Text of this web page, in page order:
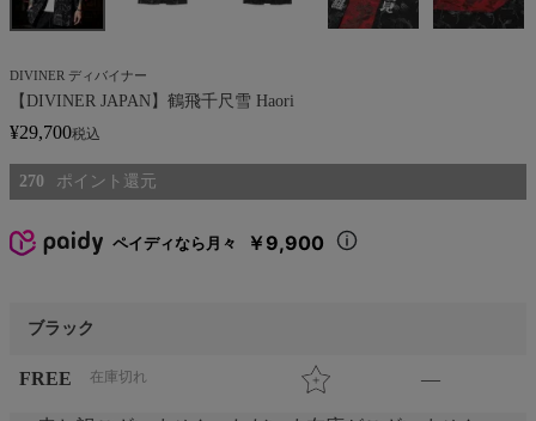
DIVINER ディバイナー
【DIVINER JAPAN】鶴飛千尺雪 Haori
¥29,700税込
270
ペイディなら月々 ￥9,900
ブラック
FREE 在庫切れ —